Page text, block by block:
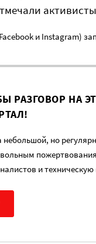
и Instagram)
РАЗГОВОР НА
но
и